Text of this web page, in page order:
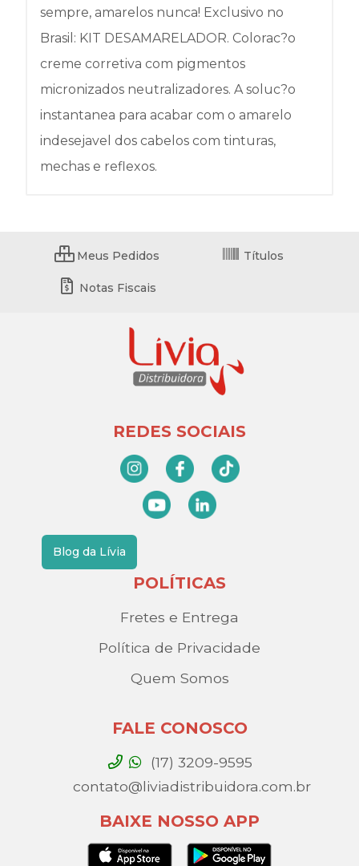
sempre, amarelos nunca! Exclusivo no
Brasil: KIT DESAMARELADOR. Colorac?o
creme corretiva com pigmentos
micronizados neutralizadores. A soluc?o
instantanea para acabar com o amarelo
indesejavel dos cabelos com tinturas,
mechas e reflexos.
Meus Pedidos Títulos
Notas Fiscais
REDES SOCIAIS
Blog da Lívia
POLÍTICAS
Fretes e Entrega
Política de Privacidade
Quem Somos
FALE CONOSCO
(17) 3209-9595
contato@liviadistribuidora.com.br
BAIXE NOSSO APP